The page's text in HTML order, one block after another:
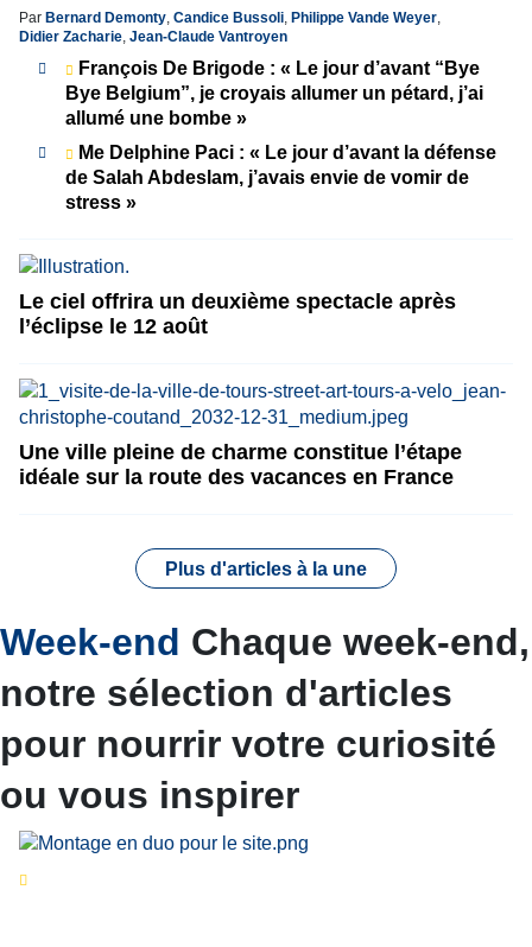
Par Bernard Demonty, Candice Bussoli, Philippe Vande Weyer,
Didier Zacharie, Jean-Claude Vantroyen
François De Brigode : « Le jour d’avant “Bye
Bye Belgium”, je croyais allumer un pétard, j’ai
allumé une bombe »
Me Delphine Paci : « Le jour d’avant la défense
de Salah Abdeslam, j’avais envie de vomir de
stress »
Le ciel offrira un deuxième spectacle après
l’éclipse le 12 août
Une ville pleine de charme constitue l’étape
idéale sur la route des vacances en France
Plus d'articles à la une
Week-end Chaque week-end,
notre sélection d'articles
pour nourrir votre curiosité
ou vous inspirer